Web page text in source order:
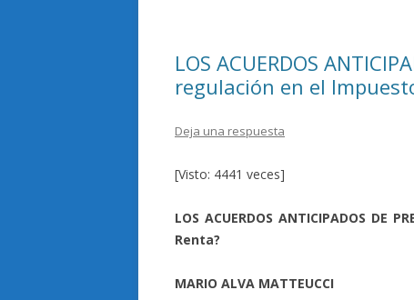
k r
LOS ACUERDOS
regulación en el
Deja una respuesta
[Visto: 4441 veces]
LOS ACUERDOS ANTICIPADOS
Renta?
MARIO ALVA MATTEUCCI